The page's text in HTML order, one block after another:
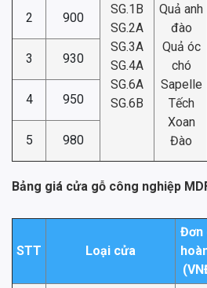
SG.1B
SG.2A
SG.3A
SG.4A
SG.6A
SG.6B
Quả anh
đào
Quả óc
chó
Sapelle
Tếch
Xoan
Đào
2 900
3 930
4 950
5 980
Bảng giá cửa gỗ công nghiệp
STT Loại cửa
Đơn